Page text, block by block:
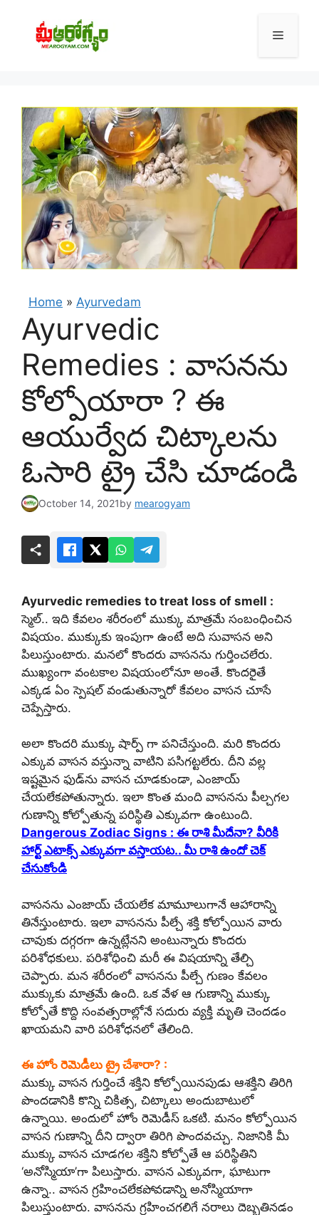
content
Menu
Home » Ayurvedam
Ayurvedic
Remedies : వాస‌నను
కోల్పోయారా ? ఈ
ఆయుర్వేద చిట్కాలను
ఓసారి ట్రై చేసి చూడండి
October 14, 2021by mearogyam
Ayurvedic remedies to treat loss of smell :
స్మెల్.. ఇది కేవలం శరీరంలో ముక్కు మాత్రమే సంబంధించిన
విషయం. ముక్కుకు ఇంపుగా ఉంటే అది సువాసన అని
పిలుస్తుంటారు. మనలో కొందరు వాసనను గుర్తించలేరు.
ముఖ్యంగా వంటకాల విషయంలోనూ అంతే. కొందరైతే
ఎక్కడ ఏం స్పెషల్ వండుతున్నారో కేవలం వాసన చూసే
చెప్పేస్తారు.
అలా కొందరి ముక్కు షార్ప్ గా పనిచేస్తుంది. మరి కొందరు
ఎక్కువ వాసన వస్తున్నా వాటిని పసిగట్టలేరు. దీని వల్ల
ఇష్టమైన ఫుడ్‌ను వాసన చూడకుండా, ఎంజాయ్
చేయలేకపోతున్నారు. ఇలా కొంత మంది వాసనను పీల్చగల
గుణాన్ని కోల్పోతున్న పరిస్థితి ఎక్కువగా ఉంటుంది.
Dangerous Zodiac Signs : ఈ రాశి మీదేనా? వీరికి
హార్ట్ ఎటాక్స్ ఎక్కువగా వస్తాయట.. మీ రాశి ఉందో చెక్
చేసుకోండి
వాసనను ఎంజాయ్ చేయలేక మామూలుగానే ఆహారాన్ని
తినేస్తుంటారు. ఇలా వాసనను పీల్చే శక్తి కోల్పోయిన వారు
చావుకు దగ్గరగా ఉన్నట్లేనని అంటున్నారు కొందరు
పరిశోధకులు. పరిశోధించి మరీ ఈ విషయాన్ని తేల్చి
చెప్పారు. మన శరీరంలో వాసనను పీల్చే గుణం కేవలం
ముక్కుకు మాత్రమే ఉంది. ఒక వేళ ఆ గుణాన్ని ముక్కు
కోల్పోతే కొద్ది సంవత్సరాల్లోనే సదురు వ్యక్తి మృతి చెందడం
ఖాయమని వారి పరిశోధనలో తేలింది.
ఈ హోం రెమెడీలు ట్రై చేశారా? :
ముక్కు వాసన గుర్తించే శక్తిని కోల్పోయినపుడు ఆశక్తిని తిరిగి
పొందడానికి కొన్ని చికిత్స, చిట్కాలు అందుబాటులో
ఉన్నాయి. అందులో హోం రెమెడీస్ ఒకటి. మనం కోల్పోయిన
వాసన గుణాన్ని దీని ద్వారా తిరిగి పొందవచ్చు. నిజానికి మీ
ముక్కు వాసన చూడగల శక్తిని కోల్పోతే ఆ పరిస్థితిని
‘అనోస్మియా’గా పిలుస్తారు. వాసన ఎక్కువగా, ఘాటుగా
ఉన్నా.. వాసన గ్రహించలేకపోవడాన్ని అనోస్మియాగా
పిలుస్తుంటారు. వాసనను గ్రహించగలిగే నరాలు దెబ్బతినడం